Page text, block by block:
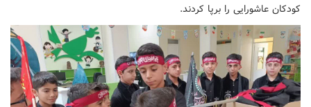
کودکان عاشورایی را برپا کردند.